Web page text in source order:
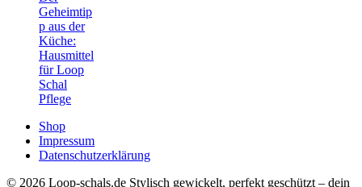
Geheimtip
p aus der
Küche:
Hausmittel
für Loop
Schal
Pflege
Shop
Impressum
Datenschutzerklärung
© 2026 Loop-schals.de Stylisch gewickelt, perfekt geschützt – dein